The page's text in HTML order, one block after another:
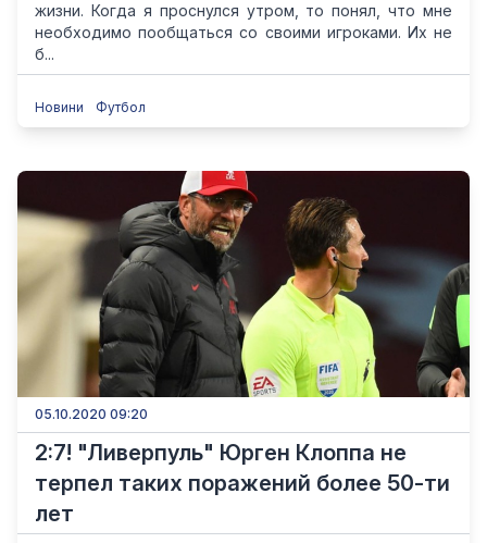
жизни. Когда я проснулся утром, то понял, что мне
необходимо пообщаться со своими игроками. Их не
б...
Новини Футбол
05.10.2020 09:20
2:7! "Ливерпуль" Юрген Клоппа не
терпел таких поражений более 50-ти
лет